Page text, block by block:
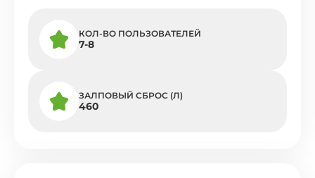
КОЛ-ВО ПОЛЬЗОВАТЕЛЕЙ
7-8
ЗАЛПОВЫЙ СБРОС (Л)
460